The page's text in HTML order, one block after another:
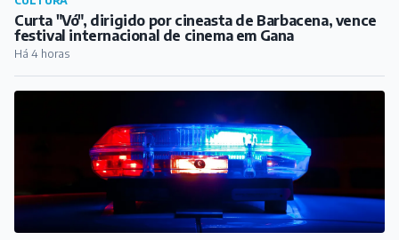
REGIÃO
Museu de Cabangu, em Santos Dumont, apresenta
programação de Agosto
Há 3 horas